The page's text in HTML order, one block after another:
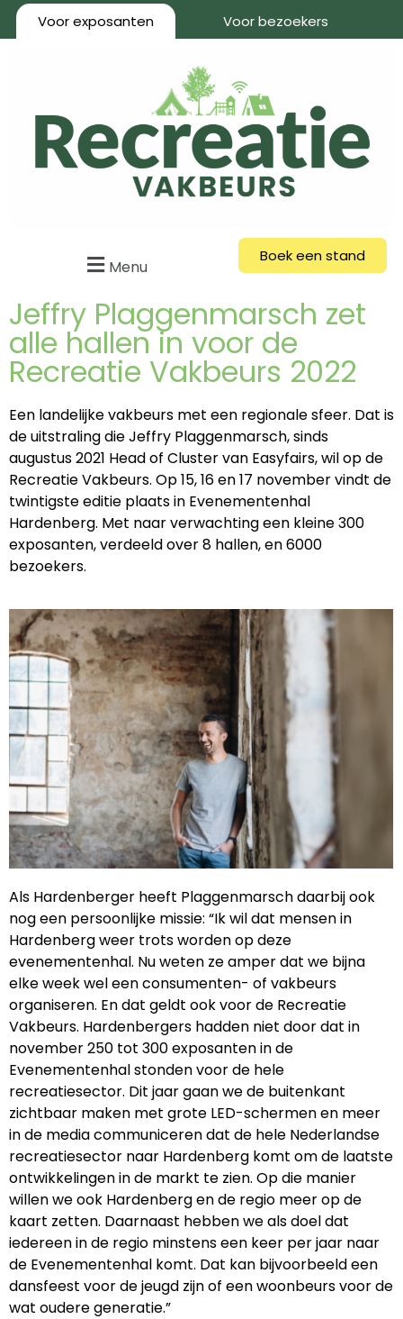
Voor exposanten Voor bezoekers
Menu
Boek een stand
Jeffry Plaggenmarsch zet
alle hallen in voor de
Recreatie Vakbeurs 2022
Een landelijke vakbeurs met een regionale sfeer. Dat is
de uitstraling die Jeffry Plaggenmarsch, sinds
augustus 2021 Head of Cluster van Easyfairs, wil op de
Recreatie Vakbeurs. Op 15, 16 en 17 november vindt de
twintigste editie plaats in Evenementenhal
Hardenberg. Met naar verwachting een kleine 300
exposanten, verdeeld over 8 hallen, en 6000
bezoekers.
Als Hardenberger heeft Plaggenmarsch daarbij ook
nog een persoonlijke missie: “Ik wil dat mensen in
Hardenberg weer trots worden op deze
evenementenhal. Nu weten ze amper dat we bijna
elke week wel een consumenten- of vakbeurs
organiseren. En dat geldt ook voor de Recreatie
Vakbeurs. Hardenbergers hadden niet door dat in
november 250 tot 300 exposanten in de
Evenementenhal stonden voor de hele
recreatiesector. Dit jaar gaan we de buitenkant
zichtbaar maken met grote LED-schermen en meer
in de media communiceren dat de hele Nederlandse
recreatiesector naar Hardenberg komt om de laatste
ontwikkelingen in de markt te zien. Op die manier
willen we ook Hardenberg en de regio meer op de
kaart zetten. Daarnaast hebben we als doel dat
iedereen in de regio minstens een keer per jaar naar
de Evenementenhal komt. Dat kan bijvoorbeeld een
dansfeest voor de jeugd zijn of een woonbeurs voor de
wat oudere generatie.”